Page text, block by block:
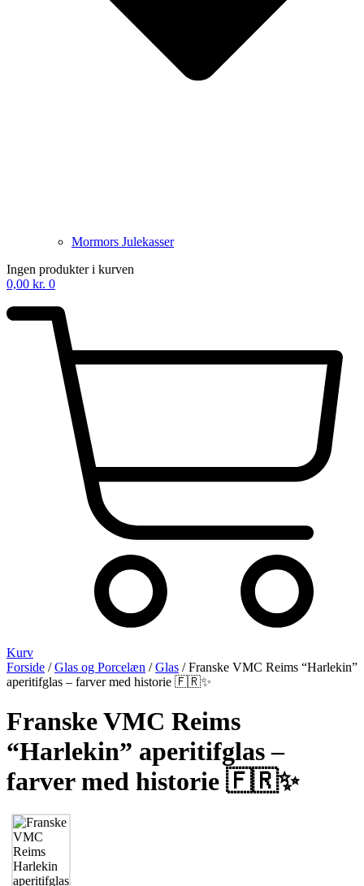
Mormors Julekasser
Ingen produkter i kurven
0,00 kr. 0
Kurv
Forside /Glas og Porcelæn /Glas / Franske VMC Reims “Harlekin”
aperitifglas – farver med historie 🇫🇷✨
Franske VMC Reims
“Harlekin” aperitifglas –
farver med historie 🇫🇷✨